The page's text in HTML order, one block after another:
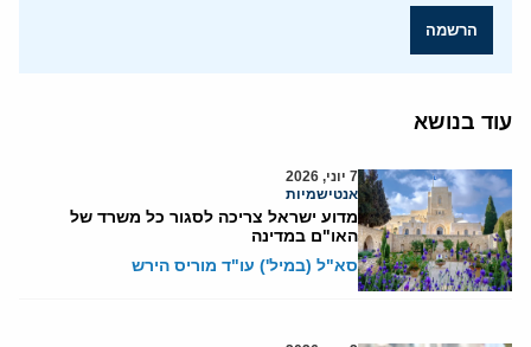
הרשמה
עוד בנושא
7 יוני, 2026
אנטישמיות
מדוע ישראל צריכה לסגור כל משרד של
האו"ם במדינה
סא"ל (במיל') עו"ד מוריס הירש